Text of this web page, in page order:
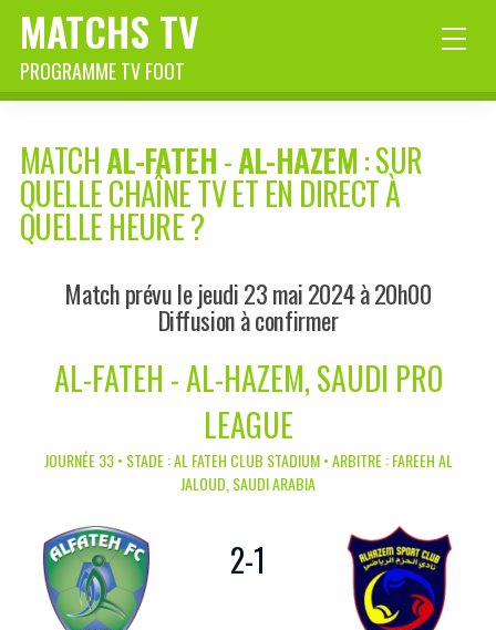
MATCHS TV
PROGRAMME TV FOOT
MATCHAL-FATEH-AL-HAZEM: SUR
QUELLE CHAÎNE TV ET EN DIRECT À
QUELLE HEURE ?
Match prévu le jeudi 23 mai 2024 à 20h00
Diffusion à confirmer
AL-FATEH - AL-HAZEM, SAUDI PRO
LEAGUE
JOURNÉE 33 • STADE : AL FATEH CLUB STADIUM • ARBITRE : FAREEH AL
JALOUD, SAUDI ARABIA
2-1